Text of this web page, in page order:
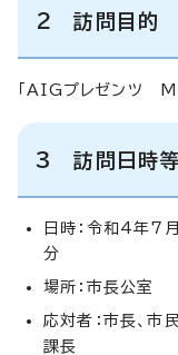
2 訪問目的
「AIGプレゼンツ
3 訪問日時等
日時：令和4年
分
場所：市長公室
応対者：市長、市
課長